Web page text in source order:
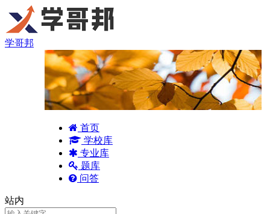
学哥邦
首页
学校库
专业库
题库
问答
站内